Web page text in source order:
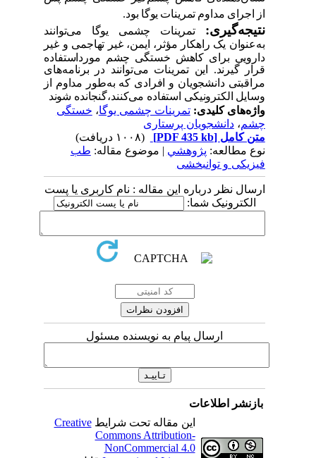
اجرایمداوم تمریناتیوگابود.
نتیجهگیری: تمریناتچشمی یوگا میتوانند
بهعنوانیک راهکار مؤثر، ایمن، غیر تهاجمی و غیر
دارویی برای کاهش خستگی چشم مورداستفاده
قرار گیرند.اینتمرینات میتواننددر برنامههای
مراقبتی دانشجویان و افرادی که بهطورمداوم از
وسایل الکترونیکی استفاده میکنند،گنجانده شوند
واژه‌های کلیدی:تمرینات چشمی یوگا،خستگی
چشم،دانشجویان پرستاری
متن کامل[PDF 435 kb]
نوع مطالعه:پژوهشي| موضوع مقاله:طب
فیزیکی و توانبخشی
ارسال نظر درباره این مقاله : نام کاربری یا پست
الکترونیک شما:
ارسال پیام به نویسنده مسئول
بازنشر اطلاعات
این مقاله تحت شرایطCreative
Commons Attribution-
NonCommercial 4.0